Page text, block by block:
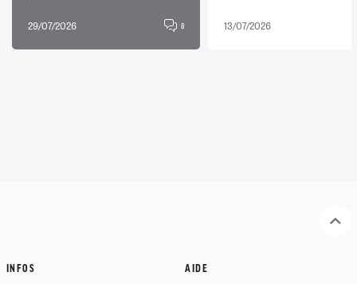
29/07/2026 8 13/07/2026
INFOS AIDE